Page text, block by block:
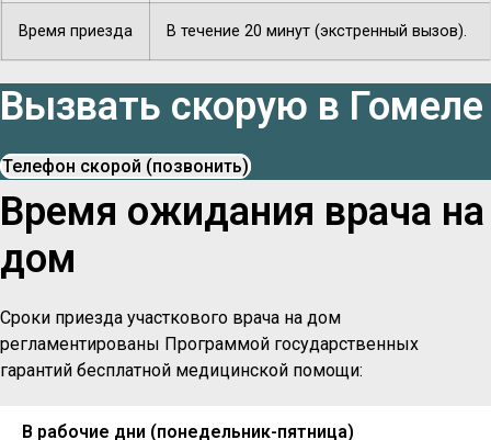
Время приезда В течение 20 минут (экстренный вызов).
Вызвать скорую в Гомеле
Телефон скорой (позвонить)
Время ожидания врача на
дом
Сроки приезда участкового врача на дом
регламентированы Программой государственных
гарантий бесплатной медицинской помощи:
В рабочие дни (понедельник-пятница)